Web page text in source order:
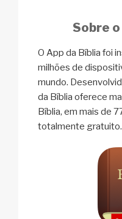
Sobre
O App da Bíblia foi
milhões de
mundo.
da Bíblia oferece
Bíblia, em mais de
totalmente gratuito.